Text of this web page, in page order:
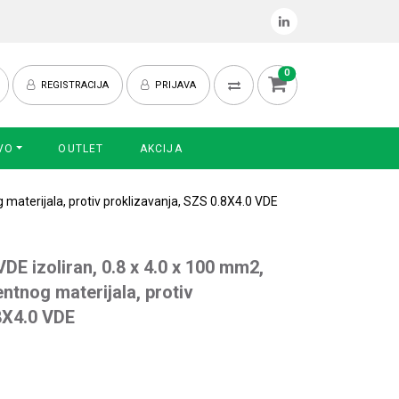
REGISTRACIJA PRIJAVA
0
OUTLET AKCIJA
protiv proklizavanja, SZS 0.8X4.0 VDE
izoliran, 0.8 x 4.0 x 100 mm2,
materijala, protiv
VDE